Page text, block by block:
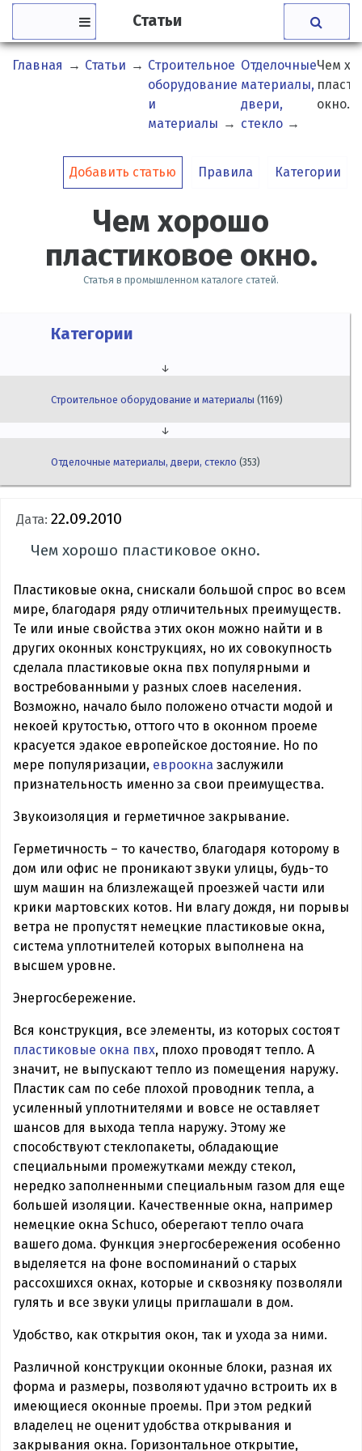
Статьи
Главная → Статьи → Строительное
оборудование
и
материалы →
Отделочные
материалы,
двери,
стекло →
Чем
окно.
Добавить статью Правила Категории
Чем хорошо
пластиковое окно.
Статья в промышленном каталоге статей.
Категории
↓
Строительное оборудование и материалы(1169)
↓
Отделочные материалы, двери, стекло(353)
Дата: 22.09.2010
Чем хорошо пластиковое окно.
Пластиковые окна, снискали большой спрос во всем
мире, благодаря ряду отличительных преимуществ.
Те или иные свойства этих окон можно найти и в
других оконных конструкциях, но их совокупность
сделала пластиковые окна пвх популярными и
востребованными у разных слоев населения.
Возможно, начало было положено отчасти модой и
некоей крутостью, оттого что в оконном проеме
красуется эдакое европейское достояние. Но по
мере популяризации, евроокна заслужили
признательность именно за свои преимущества.
Звукоизоляция и герметичное закрывание.
Герметичность – то качество, благодаря которому в
дом или офис не проникают звуки улицы, будь-то
шум машин на близлежащей проезжей части или
крики мартовских котов. Ни влагу дождя, ни порывы
ветра не пропустят немецкие пластиковые окна,
система уплотнителей которых выполнена на
высшем уровне.
Энергосбережение.
Вся конструкция, все элементы, из которых состоят
пластиковые окна пвх, плохо проводят тепло. А
значит, не выпускают тепло из помещения наружу.
Пластик сам по себе плохой проводник тепла, а
усиленный уплотнителями и вовсе не оставляет
шансов для выхода тепла наружу. Этому же
способствуют стеклопакеты, обладающие
специальными промежутками между стекол,
нередко заполненными специальным газом для еще
большей изоляции. Качественные окна, например
немецкие окна Schuco, оберегают тепло очага
вашего дома. Функция энергосбережения особенно
выделяется на фоне воспоминаний о старых
рассохшихся окнах, которые и сквозняку позволяли
гулять и все звуки улицы приглашали в дом.
Удобство, как открытия окон, так и ухода за ними.
Различной конструкции оконные блоки, разная их
форма и размеры, позволяют удачно встроить их в
имеющиеся оконные проемы. При этом редкий
владелец не оценит удобства открывания и
закрывания окна. Горизонтальное открытие,